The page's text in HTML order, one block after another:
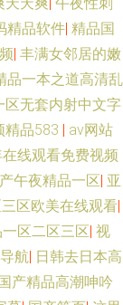
精品软件| 精品国
| 丰满女邻居的嫩
品一本之道高清乱
区无套内射中文字
精品583 | aⅴ网站
在线观看免费视频
午夜精品一区| 亚
区欧美在线观看|
区二区三区| 视
航| 日韩去日本高
产精品高潮呻吟